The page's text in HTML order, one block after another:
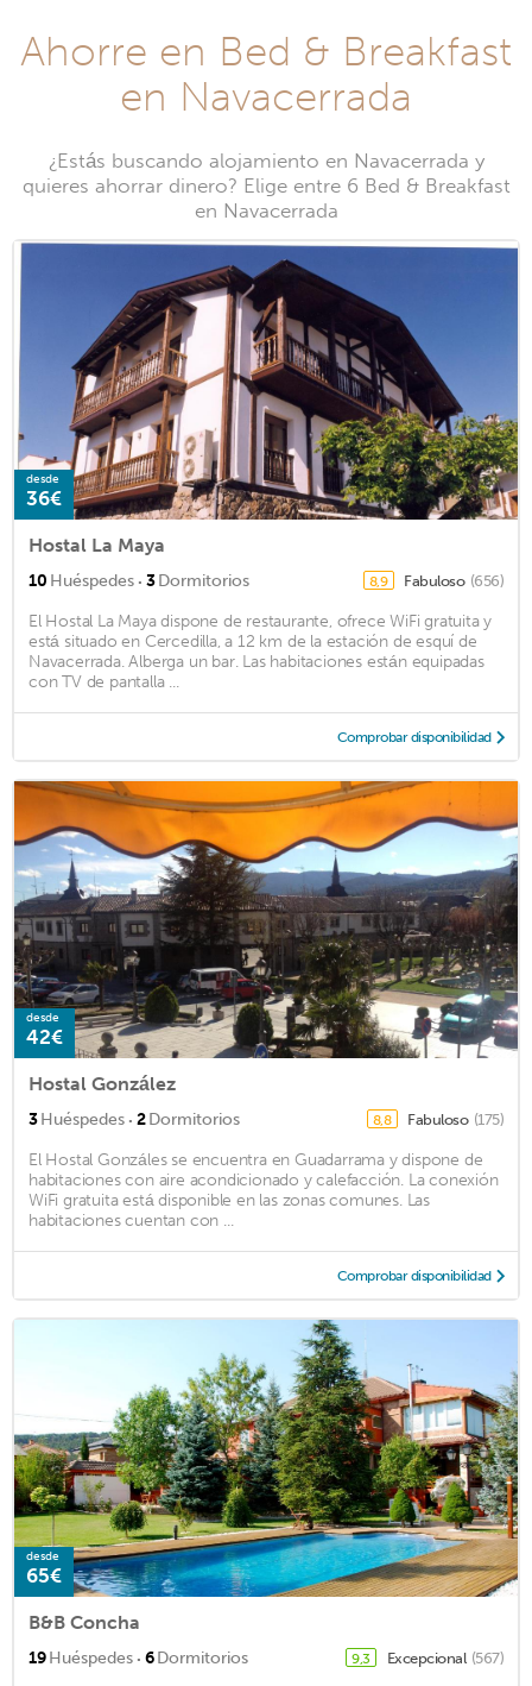
Ahorre en Bed & Breakfast
en Navacerrada
¿Estás buscando alojamiento en Navacerrada y
quieres ahorrar dinero? Elige entre 6 Bed & Breakfast
en Navacerrada
desde
36€
Hostal La Maya
10 Huéspedes · 3Dormitorios 8,9 Fabuloso (656)
El Hostal La Maya dispone de restaurante, ofrece WiFi gratuita y
está situado en Cercedilla, a 12 km de la estación de esquí de
Navacerrada. Alberga un bar. Las habitaciones están equipadas
con TV de pantalla ...
Comprobar disponibilidad
desde
42€
Hostal González
3Huéspedes · 2Dormitorios 8,8 Fabuloso (175)
El Hostal Gonzáles se encuentra en Guadarrama y dispone de
habitaciones con aire acondicionado y calefacción. La conexión
WiFi gratuita está disponible en las zonas comunes. Las
habitaciones cuentan con ...
Comprobar disponibilidad
desde
65€
B&B Concha
19Huéspedes · 6Dormitorios 9,3 Excepcional (567)